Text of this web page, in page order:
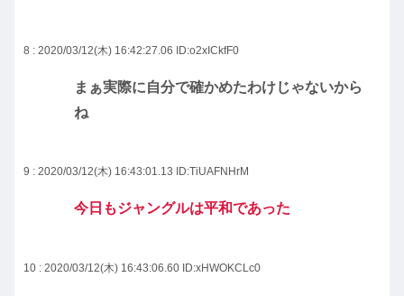
8 : 2020/03/12(木) 16:42:27.06 ID:o2xICkfF0
まぁ実際に自分で確かめたわけじゃないから
ね
9 : 2020/03/12(木) 16:43:01.13 ID:TiUAFNHrM
今日もジャングルは平和であった
10 : 2020/03/12(木) 16:43:06.60 ID:xHWOKCLc0